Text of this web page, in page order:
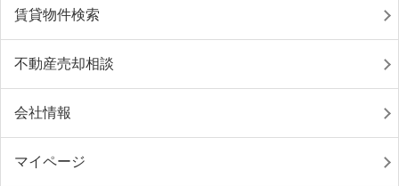
賃貸物件検索
不動産売却相談
会社情報
マイページ